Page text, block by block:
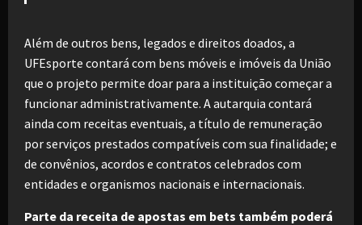
Além de outros bens, legados e direitos doados, a
UFEsporte contará com bens móveis e imóveis da União
que o projeto permite doar para a instituição começar a
funcionar administrativamente. A autarquia contará
ainda com receitas eventuais, a título de remuneração
por serviços prestados compatíveis com sua finalidade; e
de convênios, acordos e contratos celebrados com
entidades e organismos nacionais e internacionais.
Parte da receita de apostas em bets também poderá